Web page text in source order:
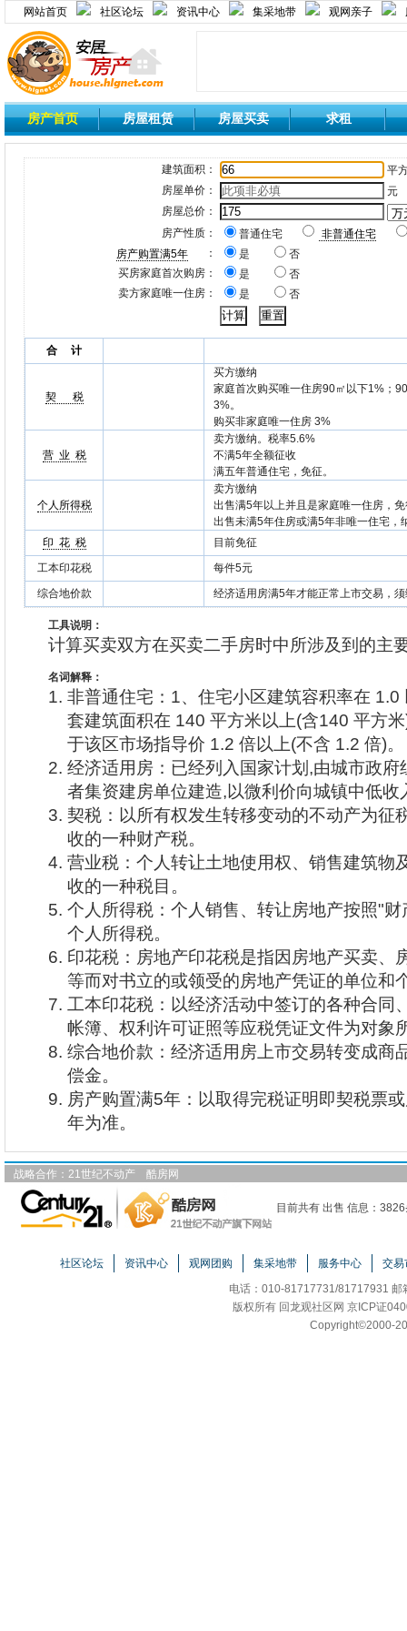
网站首页 社区论坛 资讯中心 集采地带 观网亲子
房产首页 房屋租赁 房屋买卖 求租
建筑面积：
平
房屋单价：
元
房屋总价：
房产性质：
普通住宅
非普通住宅
房产购置满5年
： 是
否
买房家庭首次购房：
是
否
卖方家庭唯一住房：
是 否
合 计
契 税
买方缴纳
家庭首次购买唯一住房90㎡以下1%；
3%。
购买非家庭唯一住房 3%
营 业 税
卖方缴纳。税率5.6%
不满5年全额征收
满五年普通住宅，免征。
个人所得税
卖方缴纳
出售满5年以上并且是家庭唯一住房，
出售未满5年住房或满5年非唯一住宅，
印 花 税
目前免征
工本印花税
每件5元
综合地价款
经济适用房满5年才能正常上市交易，
工具说明：
计算买卖双方在买卖二手房时中所涉及到的主
名词解释：
非普通住宅：1、住宅小区建筑容积率在 1.0
套建筑面积在 140 平方米以上(含140 平方
于该区市场指导价 1.2 倍以上(不含 1.2 倍)。
经济适用房：已经列入国家计划,由城市政
者集资建房单位建造,以微利价向城镇中低收
契税：以所有权发生转移变动的不动产为征
收的一种财产税。
营业税：个人转让土地使用权、销售建筑物
收的一种税目。
个人所得税：个人销售、转让房地产按照"
个人所得税。
印花税：房地产印花税是指因房地产买卖、
等而对书立的或领受的房地产凭证的单位和
工本印花税：以经济活动中签订的各种合同
帐簿、权利许可证照等应税凭证文件为对象
综合地价款：经济适用房上市交易转变成商
偿金。
房产购置满5年：以取得完税证明即契税票
年为准。
战略合作： 21世纪不动产 酷房网
目前共有 出售 信息：
社区论坛 资讯中心 观网团购 集采地带 服务中心
交易
电话：010-81717731/81717931 邮
版权所有 回龙观社区网 京ICP证
Copyright©2000-